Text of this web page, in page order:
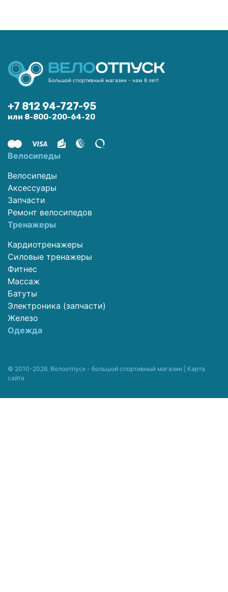
Большой спортивный магазин - нам 8 лет!
+7 812 94-727-95
или 8-800-200-64-20
Велосипеды
Велосипеды
Аксессуары
Запчасти
Ремонт велосипедов
Тренажеры
Кардиотренажеры
Силовые тренажеры
Фитнес
Массаж
Батуты
Электроника (запчасти)
Железо
Одежда
© 2010-2026. Велоотпуск - большой спортивный магазин | Карта
сайта